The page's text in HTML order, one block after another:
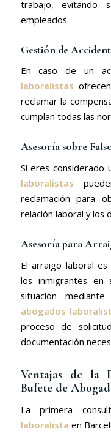
trabajo, evitando
empleados.
Gestión de
En caso de un
laboralistas
reclamar la
cumplan todas las
Asesoría sobre
Si eres considerado
laboralistas
reclamación para
relación laboral y los
Asesoría para
El arraigo laboral
los inmigrantes en
situación
abogados
proceso de
documentación
Ventajas de la
Bufete de
La primera
laboralista en